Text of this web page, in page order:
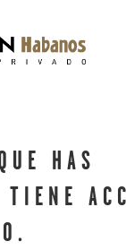
HAS